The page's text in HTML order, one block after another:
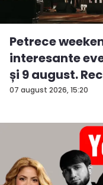
07 august 2026, 15:20
Petrece
interesante
și 9 august.